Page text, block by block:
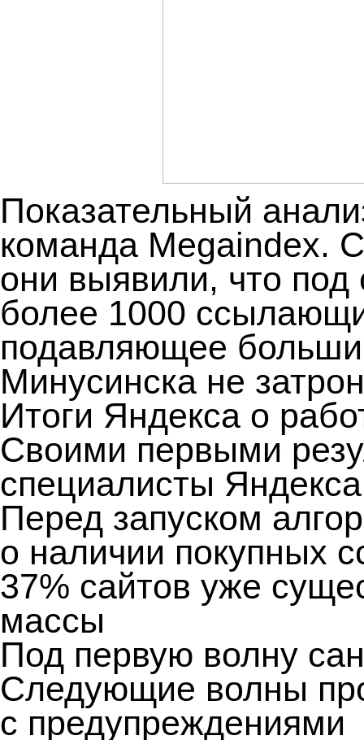
Показательный
команда Megaindex.
они выявили, что под
более 1000
подавляющее
Минусинска не
Итоги Яндекса о
Своими первыми
специалисты
Перед запуском
о наличии покупных
37% сайтов уже
массы
Под первую волну
Следующие волны
с предупреждениями